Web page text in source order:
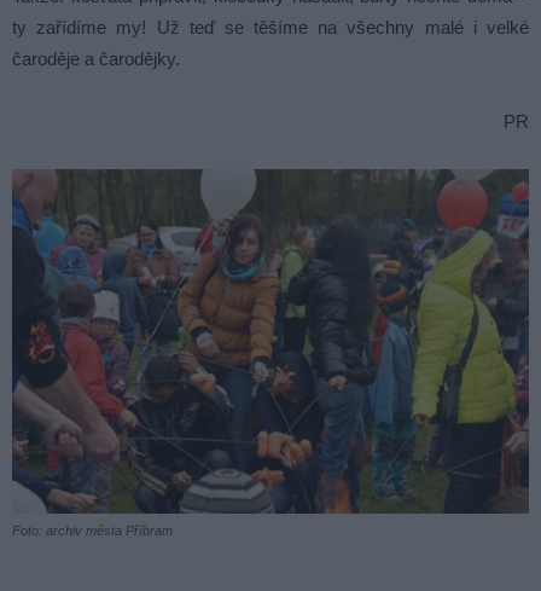
ty zařídíme my! Už teď se těšíme na všechny malé i velké
čaroděje a čarodějky.
PR
Foto: archiv města Příbram